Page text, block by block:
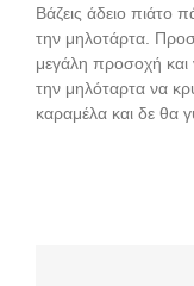
Βάζεις άδειο πιάτο
την μηλοτάρτα.
μεγάλη προσοχή
την μηλόταρτα να
καραμέλα και δε θα